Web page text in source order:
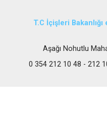
T.C İçişleri
Aşağı Nohutlu
0 354 212 10 48 - 212